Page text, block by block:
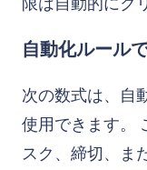
自動化ルール
次の数式は、自
使用できます。
スク、締切、ま